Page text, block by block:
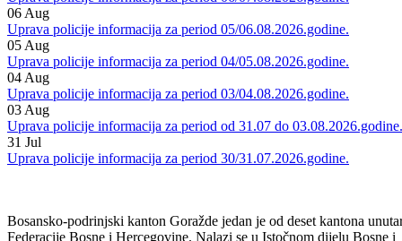
Informacije MUP-a
07Aug
Uprava policije informacija za period 06/07.08.2026.godine.
06Aug
Uprava policije informacija za period 05/06.08.2026.godine.
05Aug
Uprava policije informacija za period 04/05.08.2026.godine.
04Aug
Uprava policije informacija za period 03/04.08.2026.godine.
03Aug